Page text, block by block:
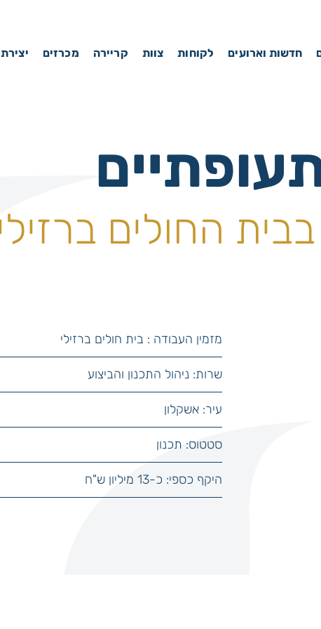
חדשות וארועים לקוחות צוות קריירה מכרזים
החולים
מזמין העבודה : בית חולים ברזילי
שרות: ניהול התכנון והביצוע
עיר: אשקלון
סטטוס: תכנון
היקף כספי: כ-13 מיליון ש"ח